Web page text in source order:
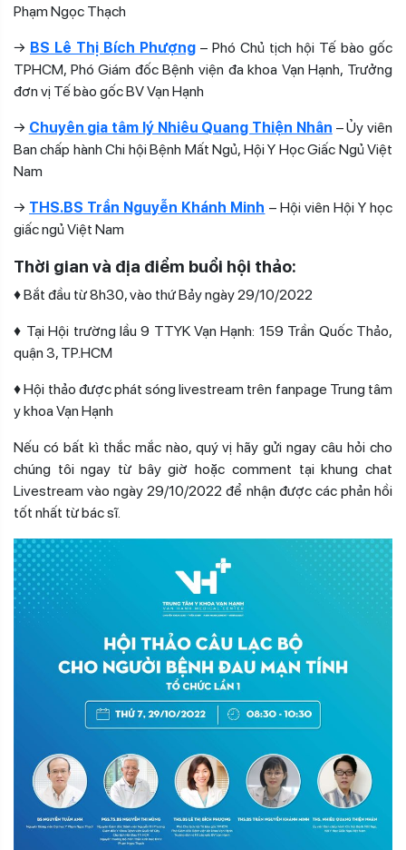
Phạm Ngọc Thạch
→ BS Lê Thị Bích Phượng – Phó Chủ tịch hội Tế bào gốc
TPHCM, Phó Giám đốc Bệnh viện đa khoa Vạn Hạnh, Trưởng
đơn vị Tế bào gốc BV Vạn Hạnh
→ Chuyên gia tâm lý Nhiêu Quang Thiện Nhân – Ủy viên
Ban chấp hành Chi hội Bệnh Mất Ngủ, Hội Y Học Giấc Ngủ Việt
Nam
→ THS.BS Trần Nguyễn Khánh Minh – Hội viên Hội Y học
giấc ngủ Việt Nam
Thời gian và địa điểm buổi hội thảo:
♦ Bắt đầu từ 8h30, vào thứ Bảy ngày 29/10/2022
♦ Tại Hội trường lầu 9 TTYK Vạn Hạnh: 159 Trần Quốc Thảo,
quận 3, TP.HCM
♦ Hội thảo được phát sóng livestream trên fanpage Trung tâm
y khoa Vạn Hạnh
Nếu có bất kì thắc mắc nào, quý vị hãy gửi ngay câu hỏi cho
chúng tôi ngay từ bây giờ hoặc comment tại khung chat
Livestream vào ngày 29/10/2022 để nhận được các phản hồi
tốt nhất từ bác sĩ.